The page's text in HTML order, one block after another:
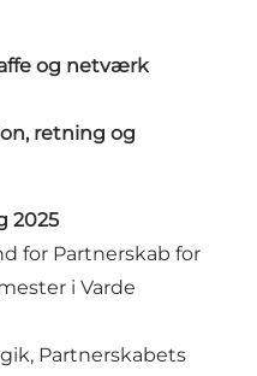
og netværk
retning og
2025
for Partnerskab for
i Varde
Partnerskabets